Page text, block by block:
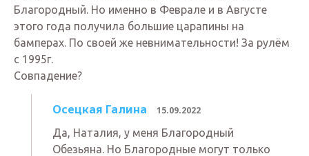
Благородный. Но именно в Феврале и в Августе
этого года получила большие царапины на
бамперах. По своей же невнимательности! За рулём
с 1995г.
Совпадение?
Осецкая Галина 15.09.2022
Да, Наталия, у меня Благородный
Обезьяна. Но Благородные могут только